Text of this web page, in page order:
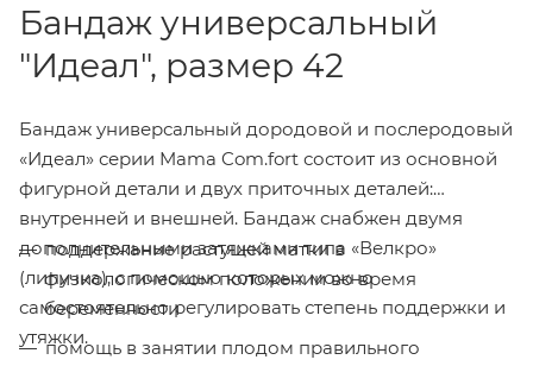
Бандаж универсальный
"Идеал", размер 42
Бандаж универсальный дородовой и послеродовый
«Идеал» серии Mama Com.fort состоит из основной
фигурной детали и двух приточных деталей:
внутренней и внешней. Бандаж снабжен двумя
дополнительными затяжками типа «Велкро»
(липучка), с помощью которых можно
самостоятельно регулировать степень поддержки и
утяжки.
поддержание растущей матки в
физиологическом положении во время
беременности
помощь в занятии плодом правильного